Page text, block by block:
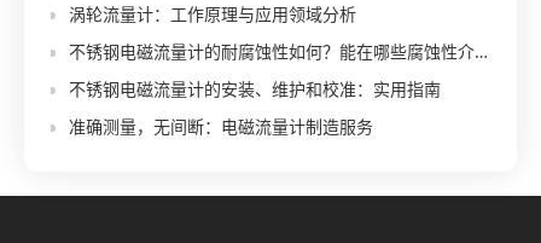
涡轮流量计：工作原理与应用领域分析
不锈钢电磁流量计的耐腐蚀性如何？能在哪些腐蚀性介质中使用？
不锈钢电磁流量计的安装、维护和校准：实用指南
准确测量，无间断：电磁流量计制造服务